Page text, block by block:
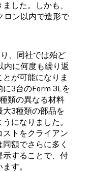
した。しかも、
ロン以内で造形で
、同社では殆ど
内に何度も繰り返
が可能になりま
に3台のForm 3Lを
類の異なる材料
大3種類の部品を
になりました。
トをクライアン
額でさらに多く
することで、付
す。